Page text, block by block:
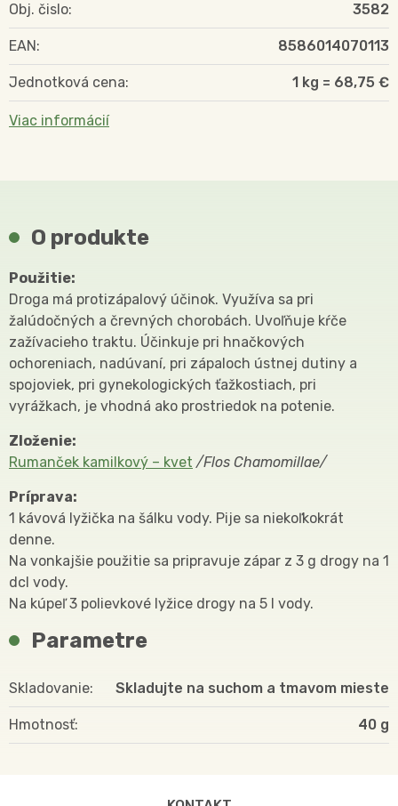
Obj. čislo: 3582
EAN: 8586014070113
Jednotková cena: 1 kg = 68,75 €
Viac informácií
O produkte
Použitie:
Droga má protizápalový účinok. Využíva sa pri
žalúdočných a črevných chorobách. Uvoľňuje kŕče
zažívacieho traktu. Účinkuje pri hnačkových
ochoreniach, nadúvaní, pri zápaloch ústnej dutiny a
spojoviek, pri gynekologických ťažkostiach, pri
vyrážkach, je vhodná ako prostriedok na potenie.
Zloženie:
Rumanček kamilkový – kvet /Flos Chamomillae/
Príprava:
1 kávová lyžička na šálku vody. Pije sa niekoľkokrát
denne.
Na vonkajšie použitie sa pripravuje zápar z 3 g drogy na 1
dcl vody.
Na kúpeľ 3 polievkové lyžice drogy na 5 l vody.
Parametre
Skladovanie Skladujte na suchom a tmavom mieste
Hmotnosť 40